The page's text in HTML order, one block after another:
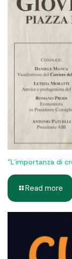
“L’importanza di
Read more